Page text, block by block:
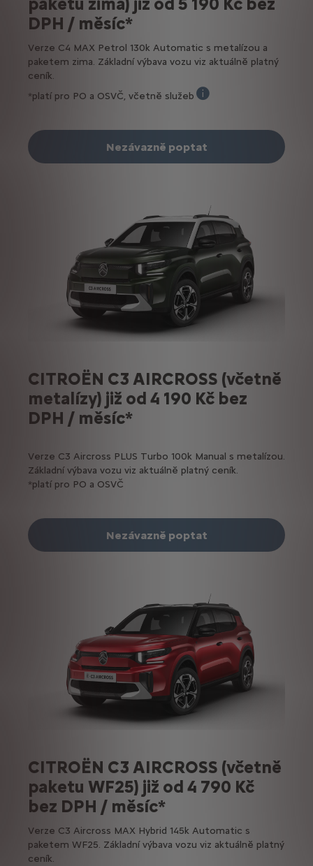
DPH / měsíc*
Verze C4 MAX Petrol 130k Automatic s metalízou a
paketem zima. Základní výbava vozu viz aktuálně platný
ceník.
*platí pro PO a OSVČ, včetně služeb
Nezávazně poptat
CITROËN C3 AIRCROSS (včetně
metalízy) již od 4 190 Kč bez
DPH / měsíc*
Verze C3 Aircross PLUS Turbo 100k Manual s metalízou.
Základní výbava vozu viz aktuálně platný ceník.
*platí pro PO a OSVČ
Nezávazně poptat
CITROËN C3 AIRCROSS (včetně
paketu WF25) již od 4 790 Kč
bez DPH / měsíc*
Verze C3 Aircross MAX Hybrid 145k Automatic s
paketem WF25. Základní výbava vozu viz aktuálně platný
ceník.